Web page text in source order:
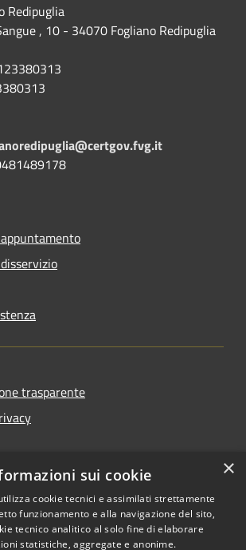
Redipuglia
, 10 - 34070 Fogliano Redipuglia
trasparente
accessibilità
×
sui cookie
cookie tecnici e assimilati strettamente
funzionamento e alla navigazione del sito,
tecnico analitico al solo fine di elaborare
statistiche, aggregate e anonime.